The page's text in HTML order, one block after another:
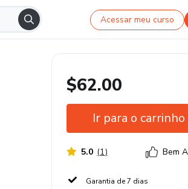
Acessar meu curso
$62.00
Ir para o carrinho
5.0 (1) Bem
Garantia de 7 dias